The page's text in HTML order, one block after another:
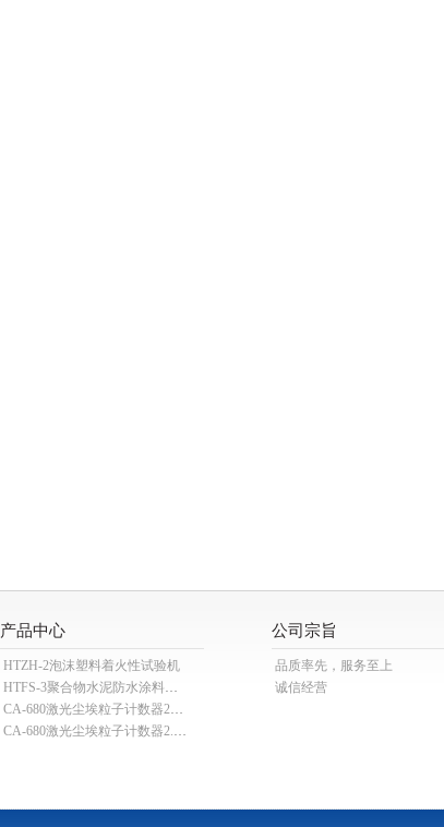
产品中心
HTZH-2泡沫塑料着火性试验机
HTFS-3聚合物水泥防水涂料分散机
CA-680激光尘埃粒子计数器28.3L
CA-680激光尘埃粒子计数器2.83L
公司宗旨
品质率先，服务至上
诚信经营